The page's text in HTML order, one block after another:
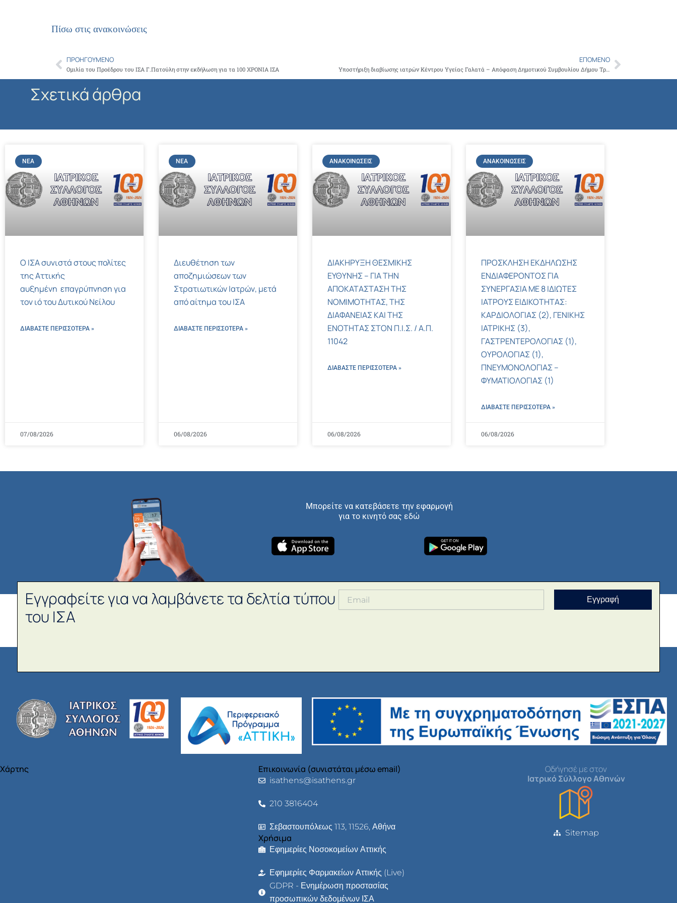
Πίσω στις ανακοινώσεις
Prev
ΠΡΟΗΓΟΎΜΕΝΟ
Ομιλία του Προέδρου του ΙΣΑ Γ.Πατούλη στην εκδήλωση για τα 100 ΧΡΟΝΙΑ ΙΣΑ
ΕΠΌΜΕΝΟ
Υποστήριξη διαβίωσης ιατρών Κέντρου Υγείας Γαλατά – Απόφαση Δημοτικού Συμβουλίου Δήμου Τροιζηνίας – ΜεθάνωνNext
Σχετικά άρθρα
ΝΈΑ
Ο ΙΣΑ συνιστά στους πολίτες
της Αττικής
αυξημένη επαγρύπνηση για
τον ιό του Δυτικού Νείλου
ΔΙΑΒΑΣΤΕ ΠΕΡΙΣΣΌΤΕΡΑ »
07/08/2026
ΝΈΑ
Διευθέτηση των
αποζημιώσεων των
Στρατιωτικών Ιατρών, μετά
από αίτημα του ΙΣΑ
ΔΙΑΒΑΣΤΕ ΠΕΡΙΣΣΌΤΕΡΑ »
06/08/2026
ΑΝΑΚΟΙΝΏΣΕΙΣ
ΔΙΑΚΗΡΥΞΗ ΘΕΣΜΙΚΗΣ
ΕΥΘΥΝΗΣ – ΓΙΑ ΤΗΝ
ΑΠΟΚΑΤΑΣΤΑΣΗ ΤΗΣ
ΝΟΜΙΜΟΤΗΤΑΣ, ΤΗΣ
ΔΙΑΦΑΝΕΙΑΣ ΚΑΙ ΤΗΣ
ΕΝΟΤΗΤΑΣ ΣΤΟΝ Π.Ι.Σ. / Α.Π.
11042
ΔΙΑΒΑΣΤΕ ΠΕΡΙΣΣΌΤΕΡΑ »
06/08/2026
ΑΝΑΚΟΙΝΏΣΕΙΣ
ΠΡΟΣΚΛΗΣΗ ΕΚΔΗΛΩΣΗΣ
ΕΝΔΙΑΦΕΡΟΝΤΟΣ ΓΙΑ
ΣΥΝΕΡΓΑΣΙΑ ΜΕ 8 ΙΔΙΩΤΕΣ
ΙΑΤΡΟΥΣ ΕΙΔΙΚΟΤΗΤΑΣ:
ΚΑΡΔΙΟΛΟΓΙΑΣ (2), ΓΕΝΙΚΗΣ
ΙΑΤΡΙΚΗΣ (3),
ΓΑΣΤΡΕΝΤΕΡΟΛΟΓΙΑΣ (1),
ΟΥΡΟΛΟΓΙΑΣ (1),
ΠΝΕΥΜΟΝΟΛΟΓΙΑΣ –
ΦΥΜΑΤΙΟΛΟΓΙΑΣ (1)
ΔΙΑΒΑΣΤΕ ΠΕΡΙΣΣΌΤΕΡΑ »
06/08/2026
Μπορείτε να κατεβάσετε την εφαρμογή
για το κινητό σας εδώ
Εγγραφείτε για να λαμβάνετε τα δελτία τύπου
του ΙΣΑ
Εγγραφή
Χάρτης Επικοινωνία (συνιστάται μέσω email)
isathens@isathens.gr
210 3816404
Σεβαστουπόλεως 113, 11526, Αθήνα
Χρήσιμα
Εφημερίες Νοσοκομείων Αττικής
Εφημερίες Φαρμακείων Αττικής (Live)
GDPR - Ενημέρωση προστασίας
προσωπικών δεδομένων ΙΣΑ
Οδήγησέ με στον
Ιατρικό Σύλλογο Αθηνών
Sitemap